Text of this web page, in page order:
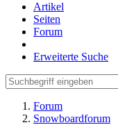
Artikel
Seiten
Forum
Erweiterte Suche
Forum
Snowboardforum